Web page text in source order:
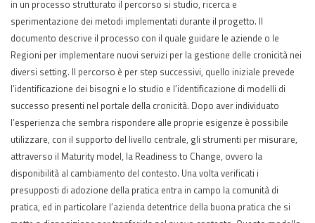
in un processo strutturato il percorso si studio, ricerca e
sperimentazione dei metodi implementati durante il progetto. Il
documento descrive il processo con il quale guidare le aziende o le
Regioni per implementare nuovi servizi per la gestione delle cronicità nei
diversi setting. Il percorso è per step successivi, quello iniziale prevede
l’identificazione dei bisogni e lo studio e l’identificazione di modelli di
successo presenti nel portale della cronicità. Dopo aver individuato
l’esperienza che sembra rispondere alle proprie esigenze è possibile
utilizzare, con il supporto del livello centrale, gli strumenti per misurare,
attraverso il Maturity model, la Readiness to Change, ovvero la
disponibilità al cambiamento del contesto. Una volta verificati i
presupposti di adozione della pratica entra in campo la comunità di
pratica, ed in particolare l’azienda detentrice della buona pratica che si